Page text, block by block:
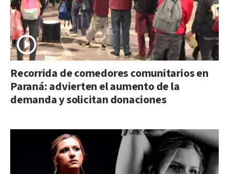
Recorrida de comedores comunitarios en
Paraná: advierten el aumento de la
demanda y solicitan donaciones